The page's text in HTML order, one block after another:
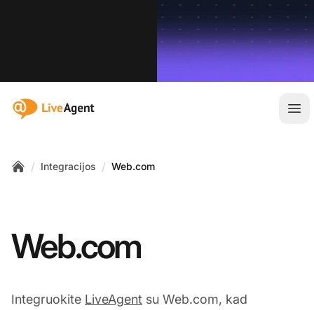
:site.title
/ Integracijos / Web.com
Web.com
Integruokite LiveAgent su Web.com, kad